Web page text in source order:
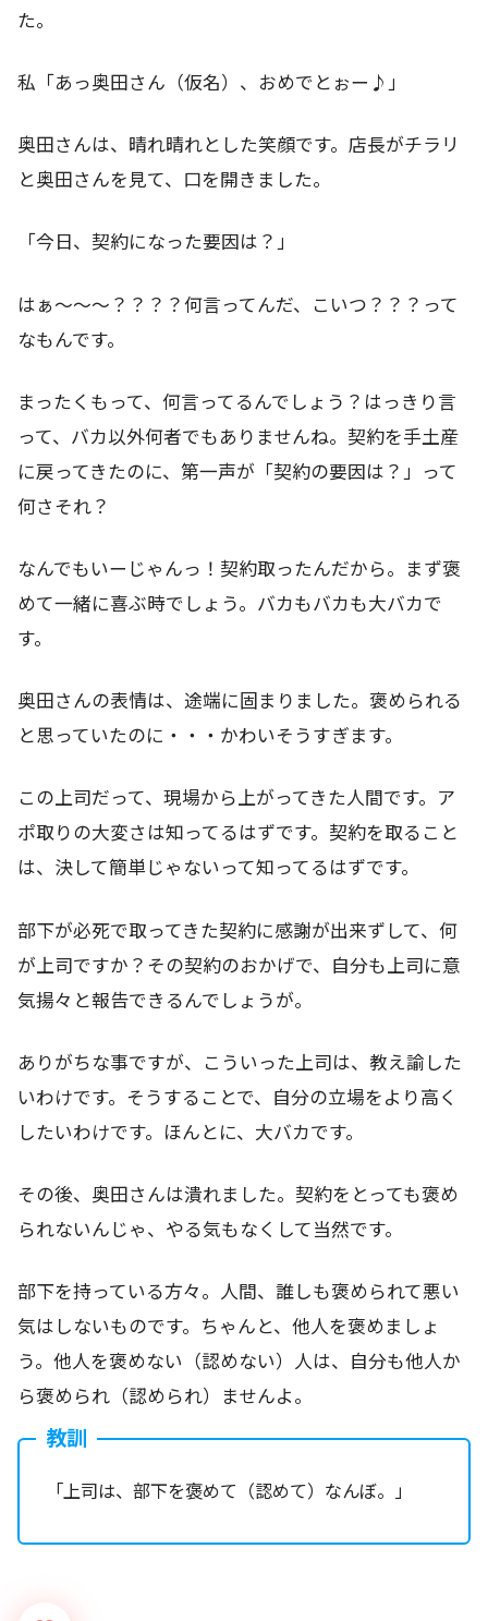
た。
私「あっ奥田さん（仮名）、おめでとぉー♪」
奥田さんは、晴れ晴れとした笑顔です。店長がチラリ
と奥田さんを見て、口を開きました。
「今日、契約になった要因は？」
はぁ～～～？？？？何言ってんだ、こいつ？？？って
なもんです。
まったくもって、何言ってるんでしょう？はっきり言
って、バカ以外何者でもありませんね。契約を手土産
に戻ってきたのに、第一声が「契約の要因は？」って
何さそれ？
なんでもいーじゃんっ！契約取ったんだから。まず褒
めて一緒に喜ぶ時でしょう。バカもバカも大バカで
す。
奥田さんの表情は、途端に固まりました。褒められる
と思っていたのに・・・かわいそうすぎます。
この上司だって、現場から上がってきた人間です。ア
ポ取りの大変さは知ってるはずです。契約を取ること
は、決して簡単じゃないって知ってるはずです。
部下が必死で取ってきた契約に感謝が出来ずして、何
が上司ですか？その契約のおかげで、自分も上司に意
気揚々と報告できるんでしょうが。
ありがちな事ですが、こういった上司は、教え諭した
いわけです。そうすることで、自分の立場をより高く
したいわけです。ほんとに、大バカです。
その後、奥田さんは潰れました。契約をとっても褒め
られないんじゃ、やる気もなくして当然です。
部下を持っている方々。人間、誰しも褒められて悪い
気はしないものです。ちゃんと、他人を褒めましょ
う。他人を褒めない（認めない）人は、自分も他人か
ら褒められ（認められ）ませんよ。
教訓
「上司は、部下を褒めて（認めて）なんぼ。」